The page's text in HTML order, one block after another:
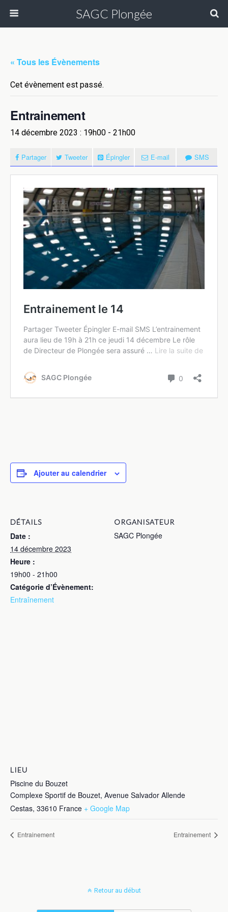
SAGC Plongée
« Tous les Évènements
Cet évènement est passé.
Entrainement
14 décembre 2023 : 19h00 - 21h00
Partager Tweeter Épingler E-mail SMS
Ajouter au calendrier
DÉTAILS
Date :
14 décembre 2023
Heure :
19h00 - 21h00
Catégorie d’Évènement:
Entraînement
ORGANISATEUR
SAGC Plongée
LIEU
Piscine du Bouzet
Complexe Sportif de Bouzet, Avenue Salvador Allende
Cestas, 33610 France + Google Map
Entrainement Entrainement
Retour au début